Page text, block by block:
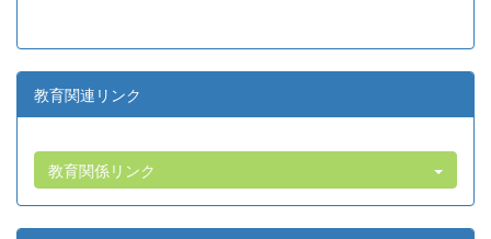
教育関連リンク
教育関係リンク